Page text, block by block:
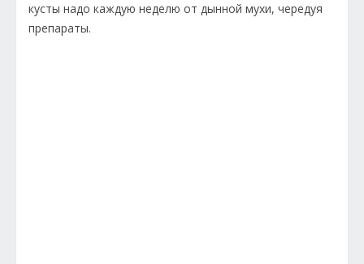
кусты надо каждую неделю от дынной мухи, чередуя
препараты.